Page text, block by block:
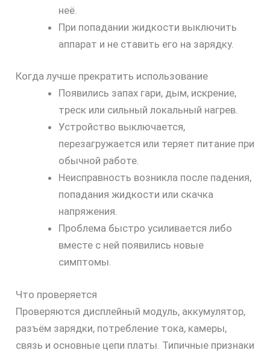
неё.
При попадании жидкости выключить
аппарат и не ставить его на зарядку.
Когда лучше прекратить использование
Появились запах гари, дым, искрение,
треск или сильный локальный нагрев.
Устройство выключается,
перезагружается или теряет питание при
обычной работе.
Неисправность возникла после падения,
попадания жидкости или скачка
напряжения.
Проблема быстро усиливается либо
вместе с ней появились новые
симптомы.
Что проверяется
Проверяются дисплейный модуль, аккумулятор,
разъём зарядки, потребление тока, камеры,
связь и основные цепи платы. Типичные признаки